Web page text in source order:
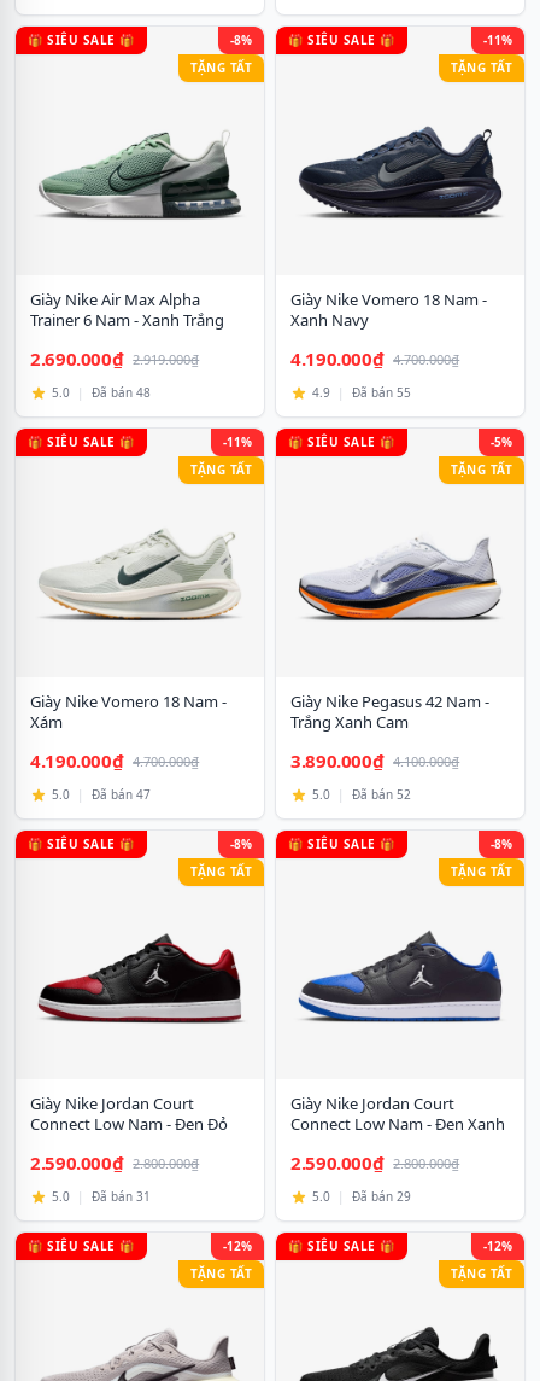
🎁 SIÊU SALE 🎁
-8%
TẶNG TẤT
Giày Nike Air Max Alpha
Trainer 6 Nam - Xanh Trắng
2.690.000₫ 2.919.000₫
5.0 | Đã bán 48
🎁 SIÊU SALE 🎁
-11%
TẶNG TẤT
Giày Nike Vomero 18 Nam -
Xanh Navy
4.190.000₫ 4.700.000₫
4.9 | Đã bán 55
🎁 SIÊU SALE 🎁
-11%
TẶNG TẤT
Giày Nike Vomero 18 Nam -
Xám
4.190.000₫ 4.700.000₫
5.0 | Đã bán 47
🎁 SIÊU SALE 🎁
-5%
TẶNG TẤT
Giày Nike Pegasus 42 Nam -
Trắng Xanh Cam
3.890.000₫ 4.100.000₫
5.0 | Đã bán 52
🎁 SIÊU SALE 🎁
-8%
TẶNG TẤT
Giày Nike Jordan Court
Connect Low Nam - Đen Đỏ
2.590.000₫ 2.800.000₫
5.0 | Đã bán 31
🎁 SIÊU SALE 🎁
-8%
TẶNG TẤT
Giày Nike Jordan Court
Connect Low Nam - Đen Xanh
2.590.000₫ 2.800.000₫
5.0 | Đã bán 29
🎁 SIÊU SALE 🎁
-12%
TẶNG TẤT
🎁 SIÊU SALE 🎁
-12%
TẶNG TẤT